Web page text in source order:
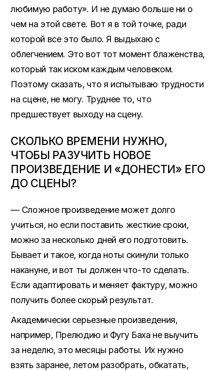
любимую работу». И не думаю больше ни о
чем на этой свете. Вот я в той точке, ради
которой все это было. Я выдыхаю с
облегчением. Это вот тот момент блаженства,
который так иском каждым человеком.
Поэтому сказать, что я испытываю трудности
на сцене, не могу. Труднее то, что
предшествует выходу на сцену.
СКОЛЬКО ВРЕМЕНИ НУЖНО,
ЧТОБЫ РАЗУЧИТЬ НОВОЕ
ПРОИЗВЕДЕНИЕ И «ДОНЕСТИ» ЕГО
ДО СЦЕНЫ?
— Сложное произведение может долго
учиться, но если поставить жесткие сроки,
можно за несколько дней его подготовить.
Бывает и такое, когда ноты скинули только
накануне, и вот ты должен что-то сделать.
Если адаптировать и меняет фактуру, можно
получить более скорый результат.
Академически серьезные произведения,
например, Прелюдию и Фугу Баха не выучить
за неделю, это месяцы работы. Их нужно
взять заранее, летом разобрать, обкатать,